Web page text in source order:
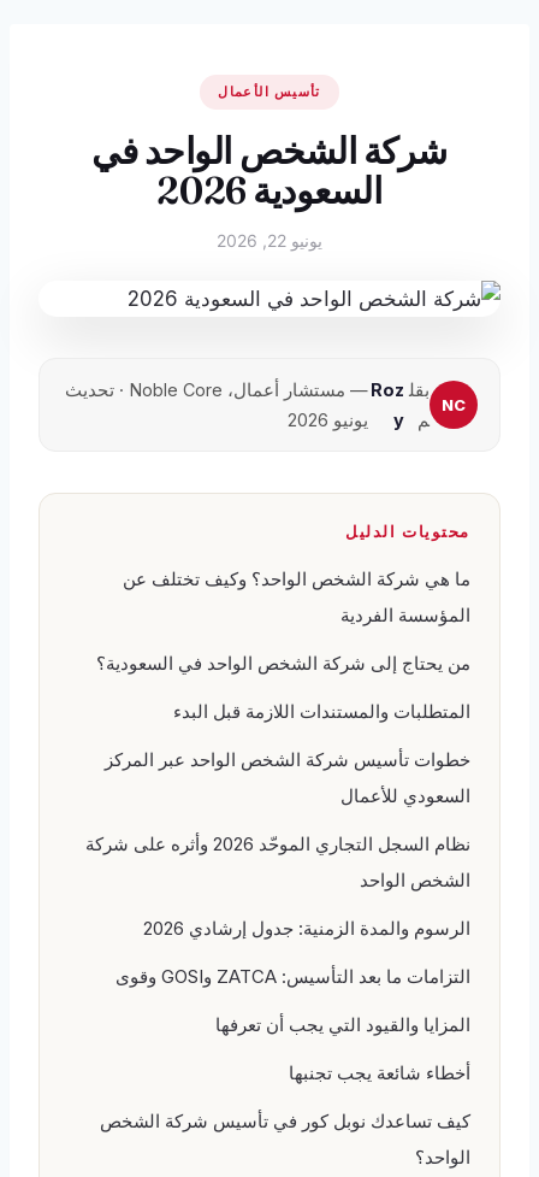
تأسيس الأعمال
شركة الشخص الواحد في
السعودية 2026
يونيو 22, 2026
بقل
م
Roz
y
— مستشار أعمال، Noble Core · تحديث
يونيو 2026
محتويات الدليل
ما هي شركة الشخص الواحد؟ وكيف تختلف عن
المؤسسة الفردية
من يحتاج إلى شركة الشخص الواحد في السعودية؟
المتطلبات والمستندات اللازمة قبل البدء
خطوات تأسيس شركة الشخص الواحد عبر المركز
السعودي للأعمال
نظام السجل التجاري الموحّد 2026 وأثره على شركة
الشخص الواحد
الرسوم والمدة الزمنية: جدول إرشادي 2026
التزامات ما بعد التأسيس: ZATCA وGOSI وقوى
المزايا والقيود التي يجب أن تعرفها
أخطاء شائعة يجب تجنبها
كيف تساعدك نوبل كور في تأسيس شركة الشخص
الواحد؟